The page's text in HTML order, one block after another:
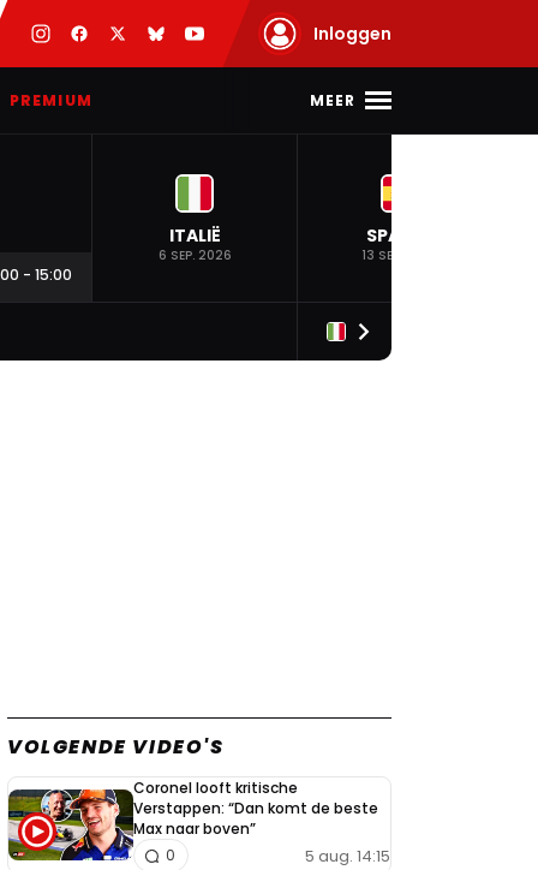
Inloggen
PREMIUM MEER
- 15:00
ITALIË
6 SEP. 2026
SPANJE
13 SEP. 2026
VOLGENDE VIDEO'S
Coronel looft kritische
Verstappen: “Dan komt de beste
Max naar boven”
5 aug. 14:15
0